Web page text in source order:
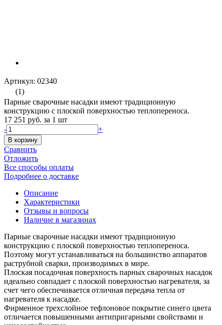
Артикул: 02340
(1)
Парные сварочные насадки имеют традиционную
конструкцию с плоской поверхностью теплопереноса.
17 251 руб. за 1 шт
-
+
В корзину
Сравнить
Отложить
Все способы оплаты
Подробнее о доставке
Описание
Характеристики
Отзывы и вопросы
Наличие в магазинах
Парные сварочные насадки имеют традиционную
конструкцию с плоской поверхностью теплопереноса.
Поэтому могут устанавливаться на большинство аппаратов
раструбной сварки, производимых в мире.
Плоская посадочная поверхность парных сварочных насадок
идеально совпадает с плоской поверхностью нагревателя, за
счет чего обеспечивается отличная передача тепла от
нагревателя к насадке.
Фирменное трехслойное тефлоновое покрытие синего цвета
отличается повышенными антипригарными свойствами и